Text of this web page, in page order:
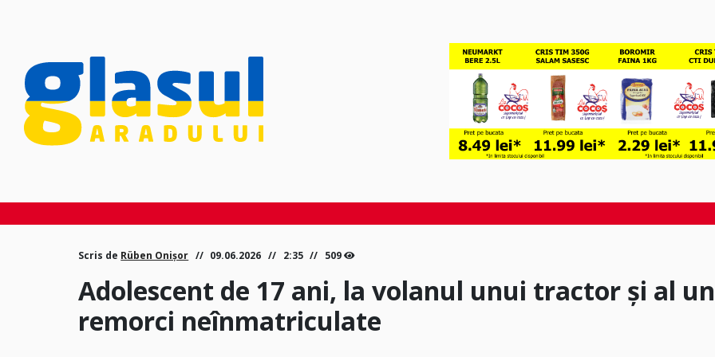
Scris de Rüben Onișor 09.06.2026 2:35 509
Adolescent de 17 ani, la volanul unui tractor și al
remorci neînmatriculate